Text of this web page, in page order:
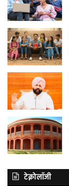
टेक्नोलॉजी